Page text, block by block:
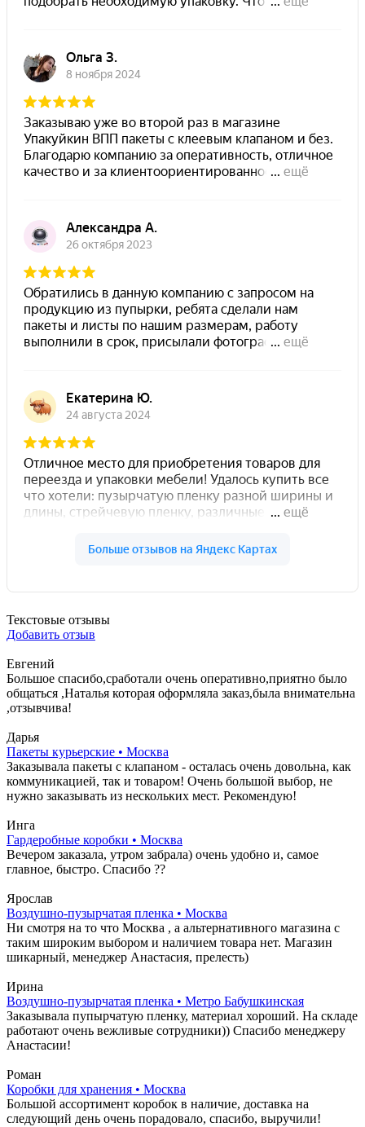
Текстовые отзывы
Добавить отзыв
Евгений
Большое спасибо,сработали очень оперативно,приятно было
общаться ,Наталья которая оформляла заказ,была внимательна
,отзывчива!
Дарья
Пакеты курьерские • Москва
Заказывала пакеты с клапаном - осталась очень довольна, как
коммуникацией, так и товаром! Очень большой выбор, не
нужно заказывать из нескольких мест. Рекомендую!
Инга
Гардеробные коробки • Москва
Вечером заказала, утром забрала) очень удобно и, самое
главное, быстро. Спасибо ??
Ярослав
Воздушно-пузырчатая пленка • Москва
Ни смотря на то что Москва , а альтернативного магазина с
таким широким выбором и наличием товара нет. Магазин
шикарный, менеджер Анастасия, прелесть)
Ирина
Воздушно-пузырчатая пленка • Метро Бабушкинская
Заказывала пупырчатую пленку, материал хороший. На складе
работают очень вежливые сотрудники)) Спасибо менеджеру
Анастасии!
Роман
Коробки для хранения • Москва
Большой ассортимент коробок в наличие, доставка на
следующий день очень порадовало, спасибо, выручили!